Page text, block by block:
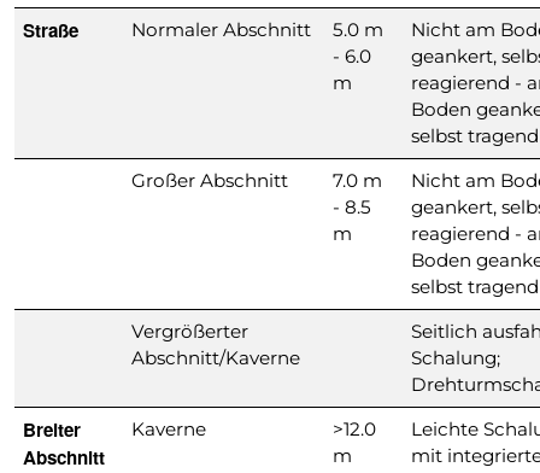
Straße
Normaler Abschnitt
5.0 m
- 6.0
m
Nicht am
geankert,
reagierend -
Boden
selbst tragend
Großer Abschnitt
7.0 m
- 8.5
m
Nicht am
geankert,
reagierend -
Boden
selbst tragend
Vergrößerter
Abschnitt/Kaverne
Seitlich
Schalung;
Breiter
Abschnitt
Kaverne
>12.0
m
Leichte
mit